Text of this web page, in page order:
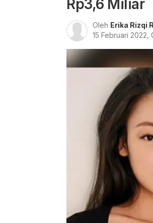
Rp3,6 Miliar
Oleh Erika Rizqi
15 Februari 2022,